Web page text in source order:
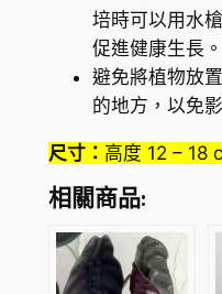
培時可以用水
促進健康生長。
避免將植物放
的地方，以免
尺寸： 高度 12 – 18
相關商品: